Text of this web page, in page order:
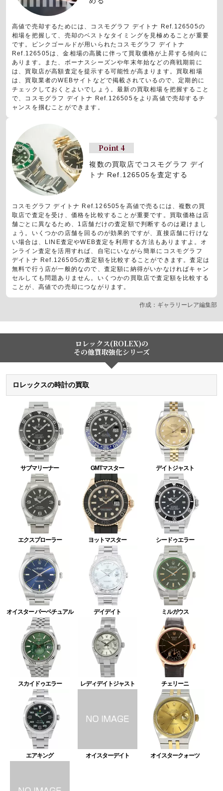
高値で売却するためには、コスモグラフ デイトナ Ref.126505の
相場を把握して、売却のベストなタイミングを見極めることが重要
です。ピンクゴールドが用いられたコスモグラフ デイトナ
Ref.126505は、金相場の高騰に伴って買取価格が上昇する傾向に
あります。また、ボーナスシーズンや年末年始などの商戦期前に
は、買取店が高額査定を提示する可能性が高まります。買取相場
は、買取業者のWEBサイトなどで掲載されているので、定期的に
チェックしておくとよいでしょう。最新の買取相場を把握すること
で、コスモグラフ デイトナ Ref.126505をより高値で売却するチ
ャンスを掴むことができます。
Point 4
複数の買取店でコスモグラフ デイ
トナ Ref.126505を査定する
コスモグラフ デイトナ Ref.126505を高値で売るには、複数の買
取店で査定を受け、価格を比較することが重要です。買取価格は店
舗ごとに異なるため、1店舗だけの査定額で判断するのは避けまし
ょう。いくつかの店舗を回るのが効果的ですが、直接店舗に行けな
い場合は、LINE査定やWEB査定を利用する方法もありますよ。オ
ンライン査定を活用すれば、自宅にいながら簡単にコスモグラフ
デイトナ Ref.126505の査定額を比較することができます。査定は
無料で行う店が一般的なので、査定額に納得がいかなければキャン
セルしても問題ありません。いくつかの買取店で査定額を比較する
ことが、高値での売却につながります。
作成：ギャラリーレア編集部
ロレックス(ROLEX)の
その他買取強化シリーズ
ロレックスの時計の買取
サブマリーナー GMTマスター デイトジャスト
エクスプローラー ヨットマスター シードゥエラー
オイスター パーペチュアル デイデイト ミルガウス
スカイドゥエラー レディデイトジャスト チェリーニ
エアキング オイスターデイト オイスタークォーツ